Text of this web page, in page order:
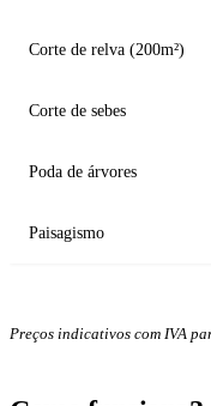
Corte de relva (200m²)
Corte de sebes
Poda de árvores
Paisagismo
Preços indicativos com IVA